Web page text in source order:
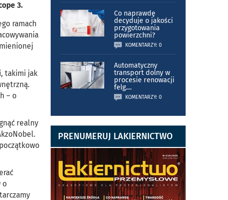
3.
ramach
takimi jak
– o
realny
o
Co naprawdę
decyduje o jakości
przygotowania
powierzchni?
KOMENTARZY: 0
Automatyczny
transport dolny w
procesie renowacji
felg....
KOMENTARZY: 0
PRENUMERUJ LAKIERNICTWO